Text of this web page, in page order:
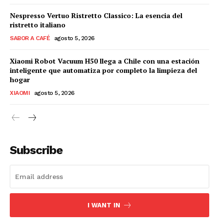
Nespresso Vertuo Ristretto Classico: La esencia del
ristretto italiano
SABOR A CAFÉ agosto 5, 2026
Xiaomi Robot Vacuum H50 llega a Chile con una estación
inteligente que automatiza por completo la limpieza del
hogar
XIAOMI agosto 5, 2026
Subscribe
I WANT IN